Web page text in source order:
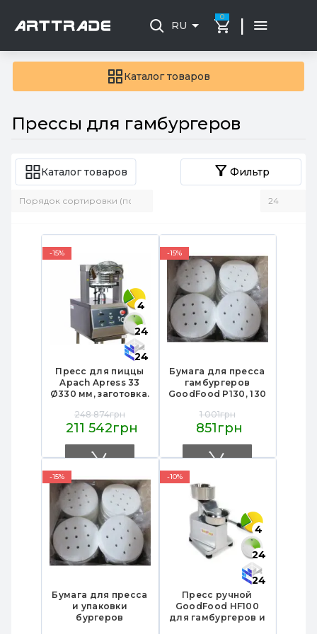
Каталог товаров
RU
0 |
Прессы для гамбургеров
Каталог товаров Фильтр
-15%
4
24
24
Пресс для пиццы
Apach Apress 33
Ø330 мм, заготовка.
толщ., нерж. сталь,
габ. 470×660×825
для пиццерий
248 874грн
211 542грн
-15%
Бумага для пресса
гамбургеров
GoodFood P130, 130
400 листов —
упаковка для
фастфуда
1 001грн
851грн
-15%
Бумага для пресса
и упаковки
бургеров
-10%
4
24
24
Пресс ручной
GoodFood HF100
для гамбургеров и